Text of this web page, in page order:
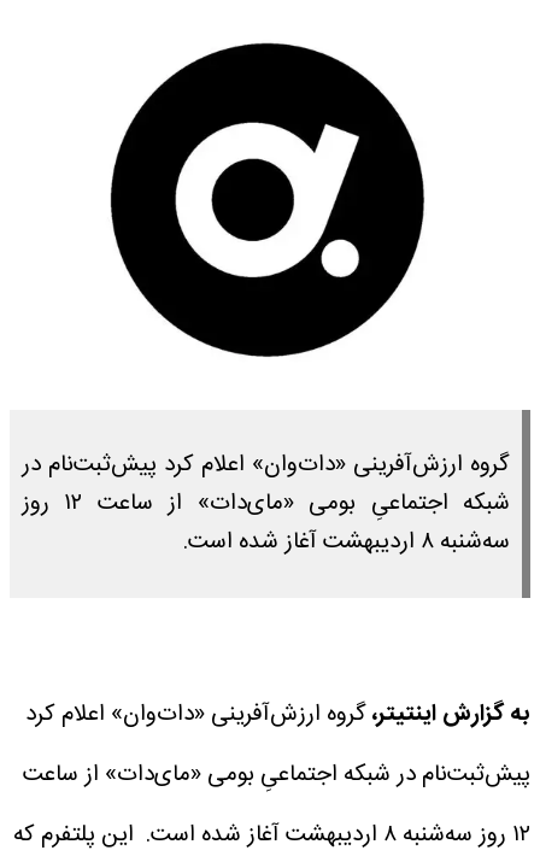
گروه ارزش‌آفرینی «دات‌وان» اعلام کرد پیش‌ثبت‌نام در
شبکه اجتماعیِ بومی «مای‌دات» از ساعت ۱۲ روز
سه‌شنبه ۸ اردیبهشت آغاز شده است.
به گزارش اینتیتر،گروه ارزش‌آفرینی «دات‌وان» اعلام کرد
پیش‌ثبت‌نام در شبکه اجتماعیِ بومی «مای‌دات» از ساعت
۱۲ روز سه‌شنبه ۸ اردیبهشت آغاز شده است.
این پلتفرم که